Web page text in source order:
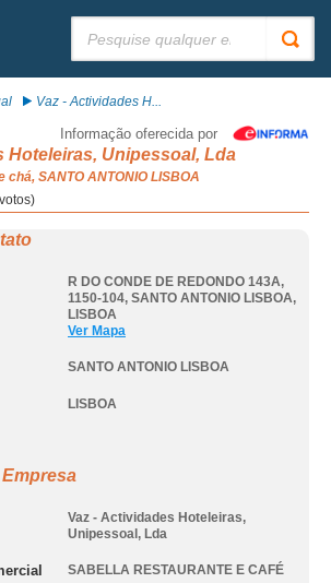
Vaz - Actividades H...
Informação oferecida por
Hoteleiras, Unipessoal, Lda
SANTO ANTONIO LISBOA
votos)
R DO CONDE DE REDONDO 143A,
1150-104, SANTO ANTONIO LISBOA,
LISBOA
Ver Mapa
SANTO ANTONIO LISBOA
LISBOA
Vaz - Actividades Hoteleiras,
Unipessoal, Lda
SABELLA RESTAURANTE E CAFÉ